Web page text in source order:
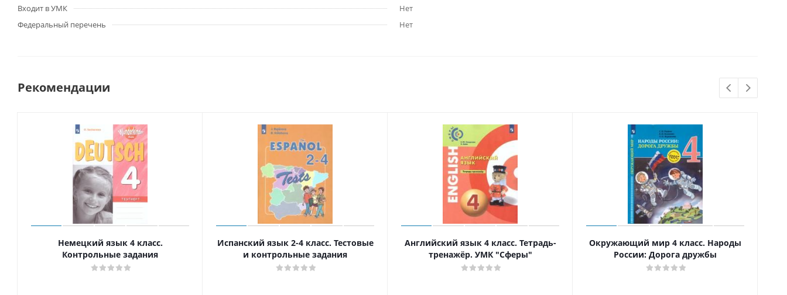
Входит в УМК
Нет
Федеральный перечень
Нет
Рекомендации
Немецкий язык 4 класс.
Контрольные задания
Испанский язык 2-4 класс. Тестовые
и контрольные задания
Английский язык 4 класс. Тетрадь-
тренажёр. УМК "Сферы"
Окружающий мир 4 класс. Народы
России: Дорога дружбы